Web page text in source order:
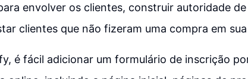
envolver os clientes, construir autoridade
clientes que não fizeram uma compra em
é fácil adicionar um formulário de inscrição